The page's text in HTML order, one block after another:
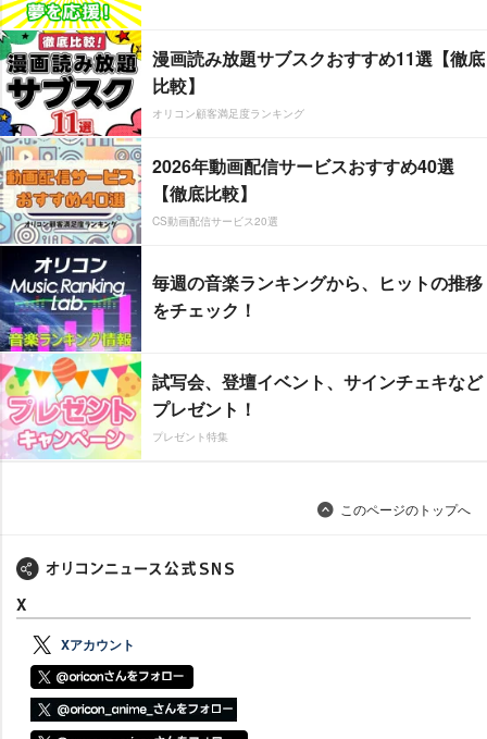
漫画読み放題サブスクおすすめ11選【徹底
比較】
オリコン顧客満足度ランキング
2026年動画配信サービスおすすめ40選
【徹底比較】
CS動画配信サービス20選
毎週の音楽ランキングから、ヒットの推移
をチェック！
試写会、登壇イベント、サインチェキなど
プレゼント！
プレゼント特集
このページのトップへ
X
Xアカウント